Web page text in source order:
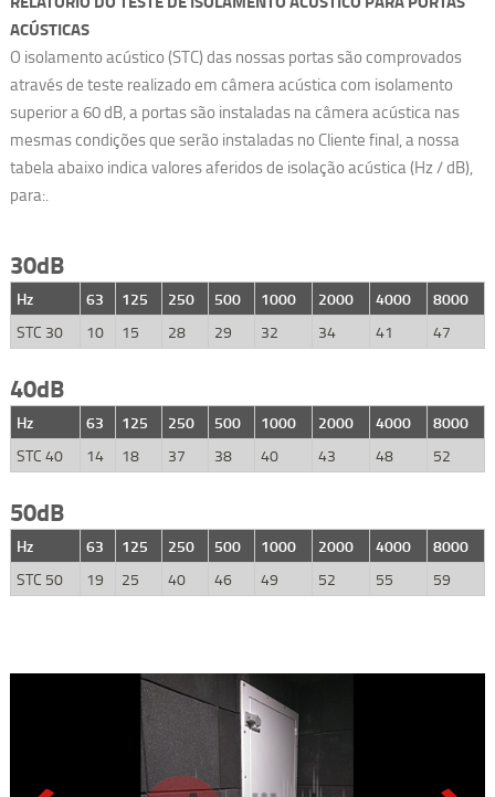
ACÚSTICAS
O isolamento acústico (STC) das nossas portas são comprovados
através de teste realizado em câmera acústica com isolamento
superior a 60 dB, a portas são instaladas na câmera acústica nas
mesmas condições que serão instaladas no Cliente final, a nossa
tabela abaixo indica valores aferidos de isolação acústica (Hz / dB),
para:.
30dB
Hz 63 125 250 500 1000 2000 4000
8000
STC 30
10 15 28 29 32 34 41 47
40dB
Hz 63 125 250 500 1000 2000 4000
8000
STC 40
14 18 37 38 40 43 48 52
50dB
Hz 63 125 250 500 1000 2000 4000
8000
STC 50
19 25 40 46 49 52 55 59